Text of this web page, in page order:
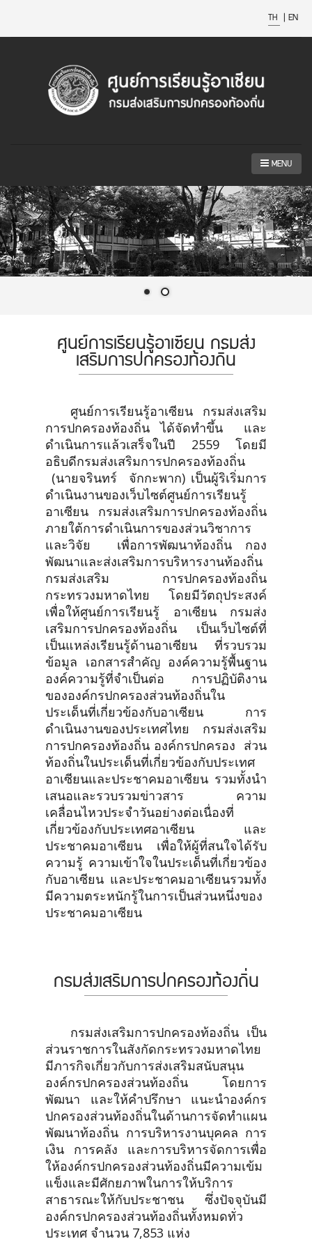
TH | EN
MENU
ศูนย์การเรียนรู้อาเซียน กรมส่ง
เสริมการปกครองท้องถิ่น
ศูนย์การเรียนรู้อาเซียน กรมส่งเสริม
การปกครองท้องถิ่น ได้จัดทำขึ้น และ
ดำเนินการแล้วเสร็จในปี 2559 โดยมี
อธิบดีกรมส่งเสริมการปกครองท้องถิ่น
(นายจรินทร์ จักกะพาก) เป็นผู้ริเริ่มการ
ดำเนินงานของเว็บไซต์ศูนย์การเรียนรู้
อาเซียน กรมส่งเสริมการปกครองท้องถิ่น
ภายใต้การดำเนินการของส่วนวิชาการ
และวิจัย เพื่อการพัฒนาท้องถิ่น กอง
พัฒนาและส่งเสริมการบริหารงานท้องถิ่น
กรมส่งเสริม การปกครองท้องถิ่น
กระทรวงมหาดไทย โดยมีวัตถุประสงค์
เพื่อให้ศูนย์การเรียนรู้ อาเซียน กรมส่ง
เสริมการปกครองท้องถิ่น เป็นเว็บไซต์ที่
เป็นแหล่งเรียนรู้ด้านอาเซียน ที่รวบรวม
ข้อมูล เอกสารสำคัญ องค์ความรู้พื้นฐาน
องค์ความรู้ที่จำเป็นต่อ การปฏิบัติงาน
ขององค์กรปกครองส่วนท้องถิ่นใน
ประเด็นที่เกี่ยวข้องกับอาเซียน การ
ดำเนินงานของประเทศไทย กรมส่งเสริม
การปกครองท้องถิ่น องค์กรปกครอง ส่วน
ท้องถิ่นในประเด็นที่เกี่ยวข้องกับประเทศ
อาเซียนและประชาคมอาเซียน รวมทั้งนำ
เสนอและรวบรวมข่าวสาร ความ
เคลื่อนไหวประจำวันอย่างต่อเนื่องที่
เกี่ยวข้องกับประเทศอาเซียน และ
ประชาคมอาเซียน เพื่อให้ผู้ที่สนใจได้รับ
ความรู้ ความเข้าใจในประเด็นที่เกี่ยวข้อง
กับอาเซียน และประชาคมอาเซียนรวมทั้ง
มีความตระหนักรู้ในการเป็นส่วนหนึ่งของ
ประชาคมอาเซียน
กรมส่งเสริมการปกครองท้องถิ่น
กรมส่งเสริมการปกครองท้องถิ่น เป็น
ส่วนราชการในสังกัดกระทรวงมหาดไทย
มีภารกิจเกี่ยวกับการส่งเสริมสนับสนุน
องค์กรปกครองส่วนท้องถิ่น โดยการ
พัฒนา และให้คำปรึกษา แนะนำองค์กร
ปกครองส่วนท้องถิ่นในด้านการจัดทำแผน
พัฒนาท้องถิ่น การบริหารงานบุคคล การ
เงิน การคลัง และการบริหารจัดการเพื่อ
ให้องค์กรปกครองส่วนท้องถิ่นมีความเข้ม
แข็งและมีศักยภาพในการให้บริการ
สาธารณะให้กับประชาชน ซึ่งปัจจุบันมี
องค์กรปกครองส่วนท้องถิ่นทั้งหมดทั่ว
ประเทศ จำนวน 7,853 แห่ง